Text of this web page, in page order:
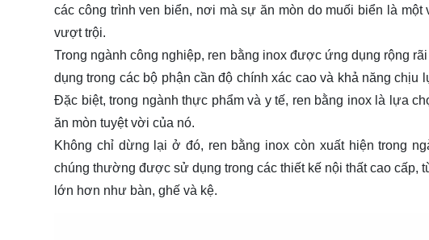
các công trình ven biển, nơi mà sự ăn mòn do muối biển là
vượt trội.
Trong ngành công nghiệp, ren bằng inox được ứng dụng rộng
dụng trong các bộ phận cần độ chính xác cao và khả năng
Đặc biệt, trong ngành thực phẩm và y tế, ren bằng inox là lựa
ăn mòn tuyệt vời của nó.
Không chỉ dừng lại ở đó, ren bằng inox còn xuất hiện trong
chúng thường được sử dụng trong các thiết kế nội thất cao cấp,
lớn hơn như bàn, ghế và kệ.